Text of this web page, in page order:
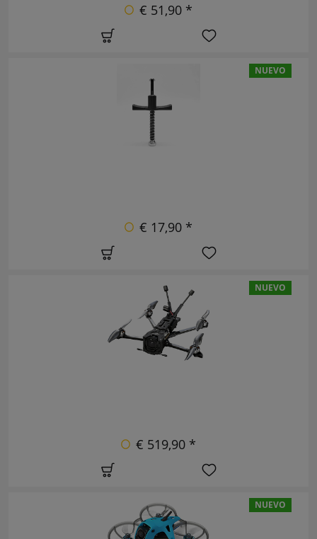
€ 51,90 *
NUEVO
€ 17,90 *
NUEVO
€ 519,90 *
NUEVO